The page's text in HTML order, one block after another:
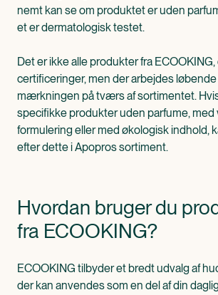
nemt kan se om produktet er uden
et er dermatologisk testet.
Det er ikke alle produkter fra
certificeringer, men der arbejdes
mærkningen på tværs af sortimentet.
specifikke produkter uden parfume, med
formulering eller med økologisk indhold,
efter dette i Apopros sortiment.
Hvordan bruger du
fra ECOOKING?
ECOOKING tilbyder et bredt udvalg af
der kan anvendes som en del af din